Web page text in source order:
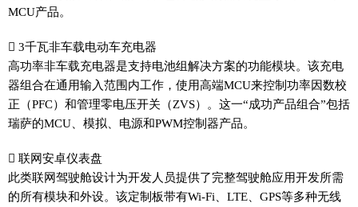
MCU产品。
 3千瓦非车载电动车充电器
高功率非车载充电器是支持电池组解决方案的功能模块。该充电
器组合在通用输入范围内工作，使用高端MCU来控制功率因数校
正（PFC）和管理零电压开关（ZVS）。这一“成功产品组合”包括
瑞萨的MCU、模拟、电源和PWM控制器产品。
 联网安卓仪表盘
此类联网驾驶舱设计为开发人员提供了完整驾驶舱应用开发所需
的所有模块和外设。该定制板带有Wi-Fi、LTE、GPS等多种无线